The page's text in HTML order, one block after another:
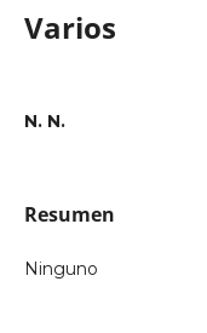
Varios
N. N.
Resumen
Ninguno